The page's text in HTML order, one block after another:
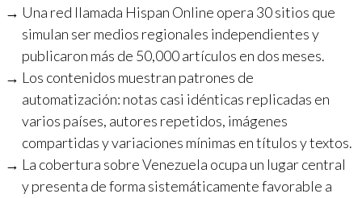
Una red llamada Hispan Online opera 30 sitios que
simulan ser medios regionales independientes y
publicaron más de 50,000 artículos en dos meses.
Los contenidos muestran patrones de
automatización: notas casi idénticas replicadas en
varios países, autores repetidos, imágenes
compartidas y variaciones mínimas en títulos y textos.
La cobertura sobre Venezuela ocupa un lugar central
y presenta de forma sistemáticamente favorable a